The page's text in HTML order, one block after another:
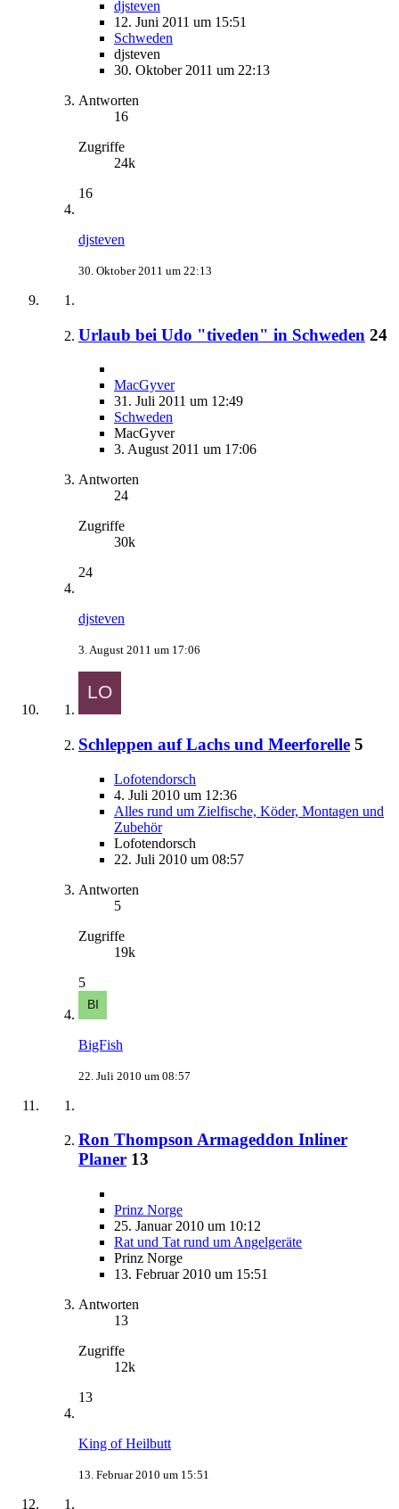
djsteven
12. Juni 2011 um 15:51
Schweden
djsteven
30. Oktober 2011 um 22:13
Antworten
16
Zugriffe
24k
16
djsteven
30. Oktober 2011 um 22:13
Urlaub bei Udo "tiveden" in Schweden 24
MacGyver
31. Juli 2011 um 12:49
Schweden
MacGyver
3. August 2011 um 17:06
Antworten
24
Zugriffe
30k
24
djsteven
3. August 2011 um 17:06
Schleppen auf Lachs und Meerforelle 5
Lofotendorsch
4. Juli 2010 um 12:36
Alles rund um Zielfische, Köder, Montagen und
Zubehör
Lofotendorsch
22. Juli 2010 um 08:57
Antworten
5
Zugriffe
19k
5
BigFish
22. Juli 2010 um 08:57
Ron Thompson Armageddon Inliner
Planer 13
Prinz Norge
25. Januar 2010 um 10:12
Rat und Tat rund um Angelgeräte
Prinz Norge
13. Februar 2010 um 15:51
Antworten
13
Zugriffe
12k
13
King of Heilbutt
13. Februar 2010 um 15:51